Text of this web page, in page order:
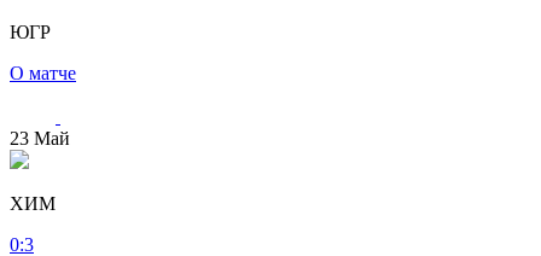
ЮГР
О матче
23 Май
ХИМ
0:3